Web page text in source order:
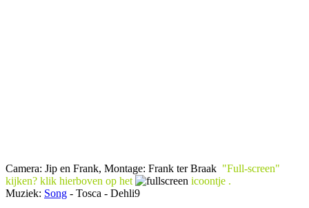
Camera: Jip en Frank, Montage: Frank ter Braak "Full-screen"
kijken? klik hierboven op het
icoontje .
Muziek: Song - Tosca - Dehli9